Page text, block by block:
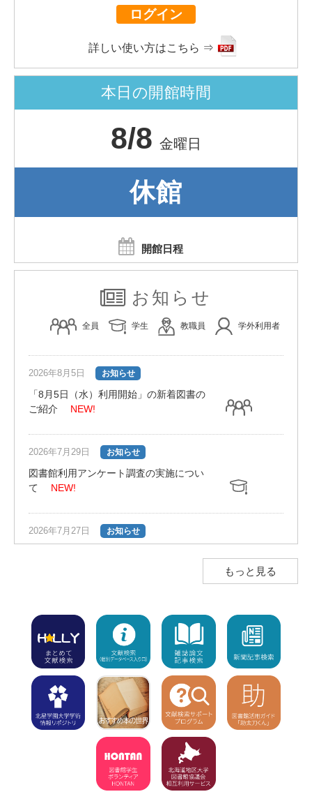
ログイン
詳しい使い方はこちら ⇒
本日の開館時間
8/8 金曜日
休館
開館日程
お知らせ
全員 学生 教職員 学外利用者
2026年8月5日 お知らせ
「8月5日（水）利用開始」の新着図書の
ご紹介
NEW!
2026年7月29日 お知らせ
図書館利用アンケート調査の実施につい
て
NEW!
2026年7月27日 お知らせ
図書館ボランティア団体「HONTAN」の
インスタグラムのお知らせ
NEW!
2026年7月23日 注意
学外利用者（高校生含む）の入館不可
【7/8～8/1】8/2（休館）、8/3から利用
お知らせ
もっと見る